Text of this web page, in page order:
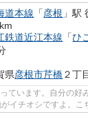
道本線 「彦根 」駅
鉄道近江本線 「ひ
県彦根市芹橋２丁
ています。自分の好
イチオシですよ。こ